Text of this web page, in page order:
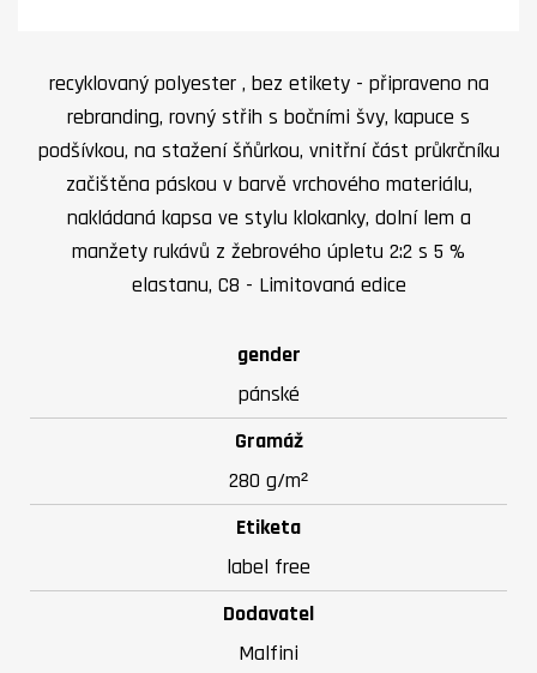
recyklovaný polyester , bez etikety - připraveno na
rebranding, rovný střih s bočními švy, kapuce s
podšívkou, na stažení šňůrkou, vnitřní část průkrčníku
začištěna páskou v barvě vrchového materiálu,
nakládaná kapsa ve stylu klokanky, dolní lem a
manžety rukávů z žebrového úpletu 2:2 s 5 %
elastanu, C8 - Limitovaná edice
gender
pánské
Gramáž
280 g/m²
Etiketa
label free
Dodavatel
Malfini